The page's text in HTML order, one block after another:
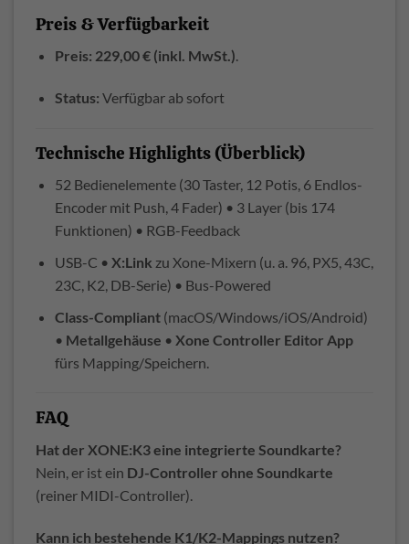
Preis & Verfügbarkeit
Preis: 229,00 € (inkl. MwSt.).
Status: Verfügbar ab sofort
Technische Highlights (Überblick)
52 Bedienelemente (30 Taster, 12 Potis, 6 Endlos-
Encoder mit Push, 4 Fader) • 3 Layer (bis 174
Funktionen) • RGB-Feedback
USB-C • X:Link zu Xone-Mixern (u. a. 96, PX5, 43C,
23C, K2, DB-Serie) • Bus-Powered
Class-Compliant(macOS/Windows/iOS/Android)
• Metallgehäuse • Xone Controller Editor App
fürs Mapping/Speichern.
FAQ
Hat der XONE:K3 eine integrierte Soundkarte?
Nein, er ist ein DJ-Controller ohne Soundkarte
(reiner MIDI-Controller).
Kann ich bestehende K1/K2-Mappings nutzen?